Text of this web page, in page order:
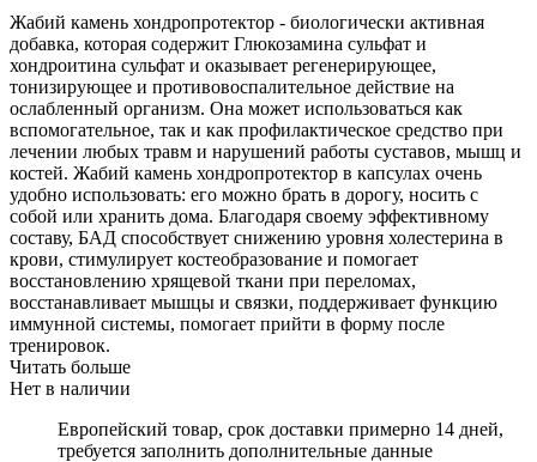
Жабий камень хондропротектор - биологически активная
добавка, которая содержит Глюкозамина сульфат и
хондроитина сульфат и оказывает регенерирующее,
тонизирующее и противовоспалительное действие на
ослабленный организм. Она может использоваться как
вспомогательное, так и как профилактическое средство при
лечении любых травм и нарушений работы суставов, мышц и
костей. Жабий камень хондропротектор в капсулах очень
удобно использовать: его можно брать в дорогу, носить с
собой или хранить дома. Благодаря своему эффективному
составу, БАД способствует снижению уровня холестерина в
крови, стимулирует костеобразование и помогает
восстановлению хрящевой ткани при переломах,
восстанавливает мышцы и связки, поддерживает функцию
иммунной системы, помогает прийти в форму после
тренировок.
Читать больше
Нет в наличии
Европейский товар, срок доставки примерно 14 дней,
требуется заполнить дополнительные данные